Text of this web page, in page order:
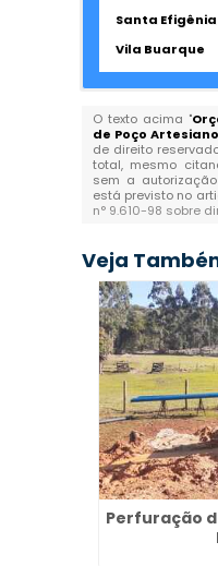
Santa Efigênia
Vila Buarque
O texto acima "
de Poço
de direito
total, mesmo
sem a
está previsto no
n° 9.610-98 sobre
Veja
Perfuração